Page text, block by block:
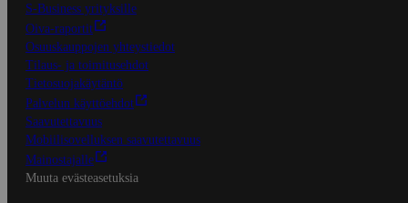
S-Business yrityksille
Oiva-raportit
Osuuskauppojen yhteystiedot
Tilaus- ja toimitusehdot
Tietosuojakäytäntö
Palvelun käyttöehdot
Saavutettavuus
Mobiilisovelluksen saavutettavuus
Mainostajalle
Muuta evästeasetuksia